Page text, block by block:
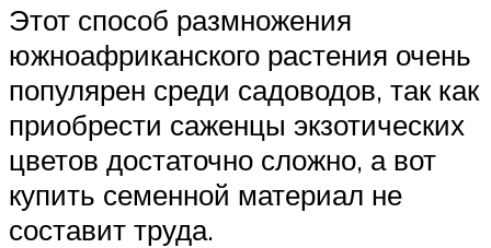
Этот способ размножения
южноафриканского растения очень
популярен среди садоводов, так как
приобрести саженцы экзотических
цветов достаточно сложно, а вот
купить семенной материал не
составит труда.